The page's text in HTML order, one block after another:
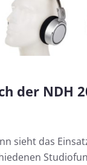
der NDH
sieht das